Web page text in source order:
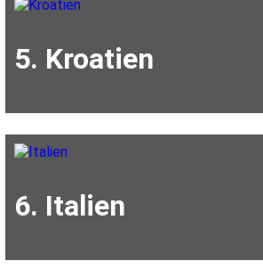
5. Kroatien
6. Italien